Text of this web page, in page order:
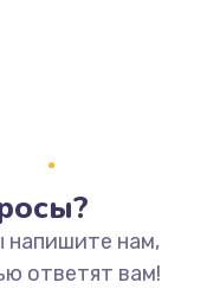
напишите нам,
ответят вам!